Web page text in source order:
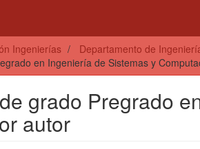
Ingenierías Departamento de
en Ingeniería de Sistemas y
grado Pregrado
autor